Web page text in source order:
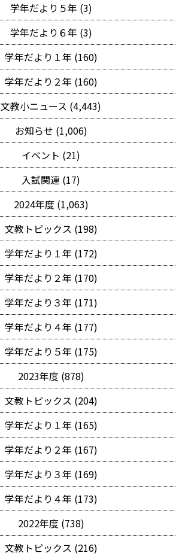
学年だより５年 (3)
学年だより６年 (3)
学年だより１年 (160)
学年だより２年 (160)
文教小ニュース (4,443)
お知らせ (1,006)
イベント (21)
入試関連 (17)
2024年度 (1,063)
文教トピックス (198)
学年だより１年 (172)
学年だより２年 (170)
学年だより３年 (171)
学年だより４年 (177)
学年だより５年 (175)
2023年度 (878)
文教トピックス (204)
学年だより１年 (165)
学年だより２年 (167)
学年だより３年 (169)
学年だより４年 (173)
2022年度 (738)
文教トピックス (216)